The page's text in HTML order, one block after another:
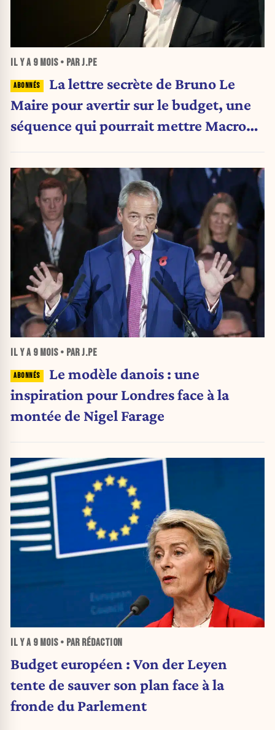
IL Y A 9 MOIS• PAR J.PE
La lettre secrète de Bruno Le
Maire pour avertir sur le budget, une
séquence qui pourrait mettre Macron
IL Y A 9 MOIS• PAR J.PE
Le modèle danois : une
inspiration pour Londres face à la
montée de Nigel Farage
IL Y A 9 MOIS• PAR RÉDACTION
Budget européen : Von der Leyen
tente de sauver son plan face à la
fronde du Parlement